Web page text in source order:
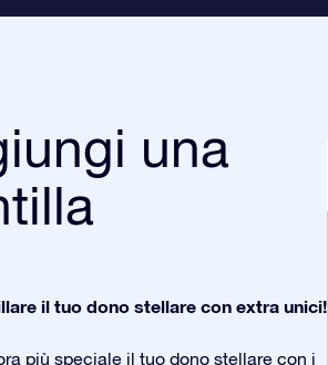
una
il tuo dono stellare con extra unici!
più speciale il tuo dono stellare con i